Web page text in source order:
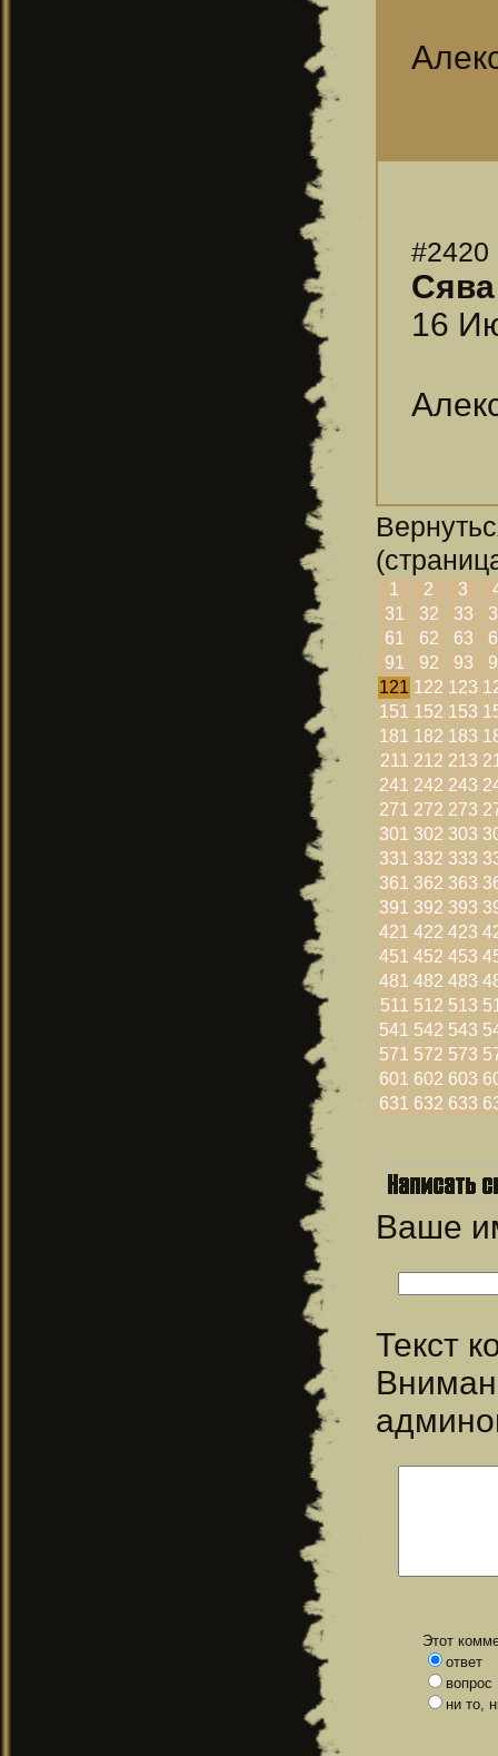
#2420
Сява
16
1 2 3
31
32 33
61
62 63
91
92 93
121 122 123
151 152 153
181 182 183
211 212 213
241 242 243
271 272 273
301 302 303
331 332 333
361 362 363
391 392 393
421 422 423
451 452 453
481 482 483
511 512 513
541 542 543
571 572 573
601 602 603
631 632 633
Ваше
Текст
Этот
ответ
вопрос
ни то,